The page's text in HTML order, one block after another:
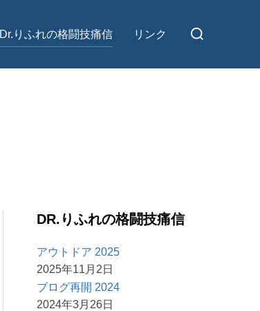
Dr.りふれの格闘技痛信 リンク
検
DR.りふれの格闘技痛信
アウトドア 2025
2025年11月2日
ブログ再開 2024
2024年3月26日